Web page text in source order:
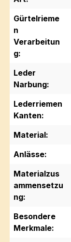
Gürtelrieme
n
Verarbeitun
g:
Leder
Narbung:
Lederriemen
Kanten:
Material:
Anlässe:
Materialzus
ammensetzu
ng:
Besondere
Merkmale: